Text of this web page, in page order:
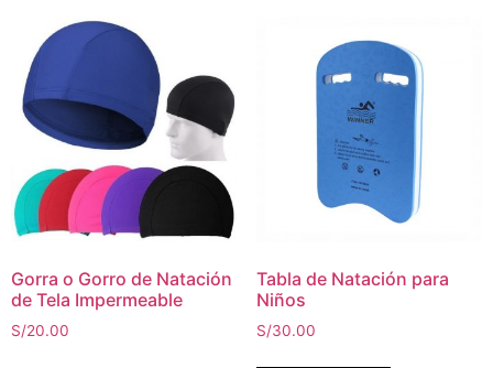
Gorra o Gorro de Natación
de Tela Impermeable
S/20.00
Tabla de Natación para
Niños
S/30.00